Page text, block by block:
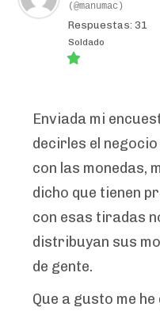
(@manumac)
Respuestas: 31
Soldado
Enviada mi
decirles el
con las monedas,
dicho que tienen
con esas tiradas
distribuyan sus
de gente.
Que a gusto me